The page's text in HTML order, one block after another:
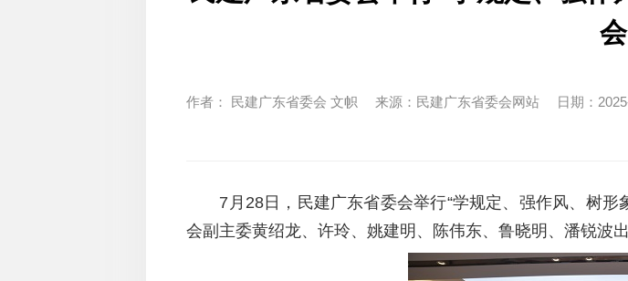
会
作者： 民建广东省委会 文帜 来源： 民建广东省委会网站 日期：
7 月 28日， 民建广东省委会举行“学规定、强作风、树形
会副主委黄绍龙、许玲、姚建明、陈伟东、鲁晓明、潘锐波